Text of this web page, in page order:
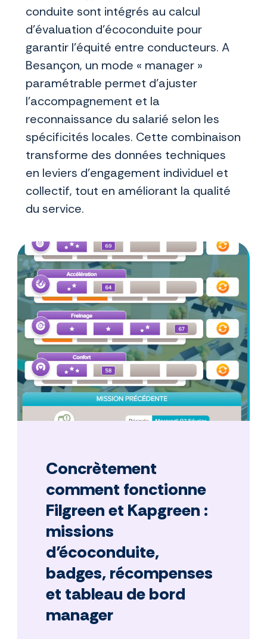
conduite sont intégrés au calcul
d’évaluation d'écoconduite pour
garantir l’équité entre conducteurs. A
Besançon, un mode « manager »
paramétrable permet d’ajuster
l’accompagnement et la
reconnaissance du salarié selon les
spécificités locales. Cette combinaison
transforme des données techniques
en leviers d’engagement individuel et
collectif, tout en améliorant la qualité
du service.
Concrètement
comment fonctionne
Filgreen et Kapgreen :
missions
d’écoconduite,
badges, récompenses
et tableau de bord
manager